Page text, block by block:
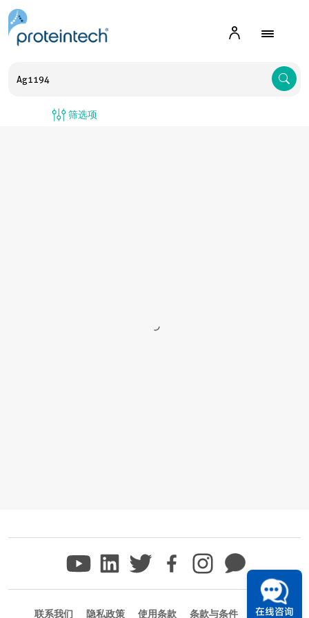
筛选项
在线咨询
联系我们 隐私政策 使用条款 条款与条件 商标信